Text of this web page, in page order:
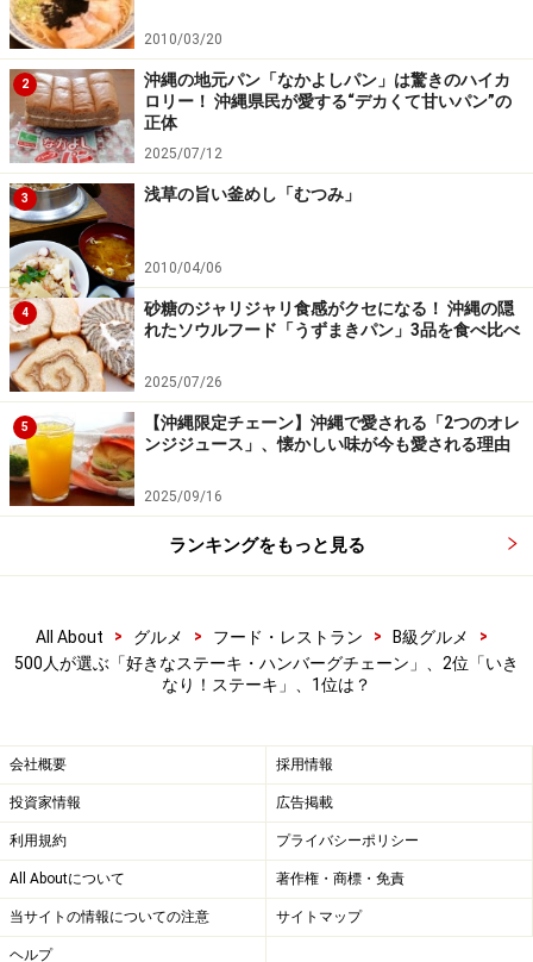
2010/03/20
2
沖縄の地元パン「なかよしパン」は驚きのハイカ
ロリー！ 沖縄県民が愛する“デカくて甘いパン”の
正体
2025/07/12
3 浅草の旨い釜めし「むつみ」
2010/04/06
4
砂糖のジャリジャリ食感がクセになる！ 沖縄の隠
れたソウルフード「うずまきパン」3品を食べ比べ
2025/07/26
5
【沖縄限定チェーン】沖縄で愛される「2つのオレ
ンジジュース」、懐かしい味が今も愛される理由
2025/09/16
ランキングをもっと見る
All About > グルメ > フード・レストラン > B級グルメ
>
500人が選ぶ「好きなステーキ・ハンバーグチェーン」、2位「いき
なり！ステーキ」、1位は？
会社概要 採用情報
投資家情報 広告掲載
利用規約 プライバシーポリシー
All Aboutについて 著作権・商標・免責
当サイトの情報についての注意 サイトマップ
ヘルプ